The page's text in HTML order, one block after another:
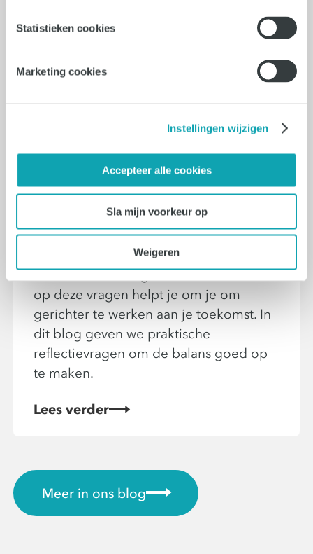
Statistieken cookies
Marketing cookies
Instellingen wijzigen
Accepteer alle cookies
Sla mijn voorkeur op
Weigeren
7 min leestijd
Loopbaanontwikkeling
Wat moet ik bereikt hebben na
Hoe wil ik verder groeien? Reflecteren
op deze vragen helpt je om je om
gerichter te werken aan je toekomst. In
dit blog geven we praktische
reflectievragen om de balans goed op
te maken.
Lees verder
Meer in ons blog